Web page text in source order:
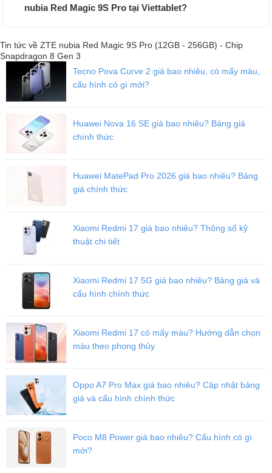
Leading Version, đây là một phiên bản ép xung của chip đem đến
Pro cũng đạt điểm AnTuTu kỷ lục trên các dòng điện thoại Android
khi đạt tới con số 2.369.542 điểm.
ZTE trang bị chođiện thoạimột hệ thống tản nhiệt ICE 13.5 cải tiến
bao gồm buồng hơi diện tích 10,182mm² và gel làm mát mới giúp
thể giảm nhiệt độ chip tới 19.5°C. Hệ thống quạt tản nhiệt có tốc độ
quay lên đến 22.000 vòng/phút giúp duy trì hiệu suất ổn định, kéo
dài tuổi thọ pin ngay cả khi chơi game nặng hoặc đa nhiệm nhiều
nubia Red Magic 9S Pro tại Viettablet?
Tin tức về ZTE nubia Red Magic 9S Pro (12GB - 256GB) - Chip
Snapdragon 8 Gen 3
Tecno Pova Curve 2 giá bao nhiêu, có mấy màu,
cấu hình có gì mới?
Huawei Nova 16 SE giá bao nhiêu? Bảng giá
chính thức
Huawei MatePad Pro 2026 giá bao nhiêu? Bảng
giá chính thức
Xiaomi Redmi 17 giá bao nhiêu? Thông số kỹ
thuật chi tiết
Xiaomi Redmi 17 5G giá bao nhiêu? Bảng giá và
cấu hình chính thức
Xiaomi Redmi 17 có mấy màu? Hướng dẫn chọn
màu theo phong thủy
Oppo A7 Pro Max giá bao nhiêu? Cập nhật bảng
giá và cấu hình chính thức
Poco M8 Power giá bao nhiêu? Cấu hình có gì
mới?